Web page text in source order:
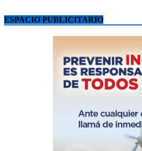
ESPACIO PUBLICITARIO